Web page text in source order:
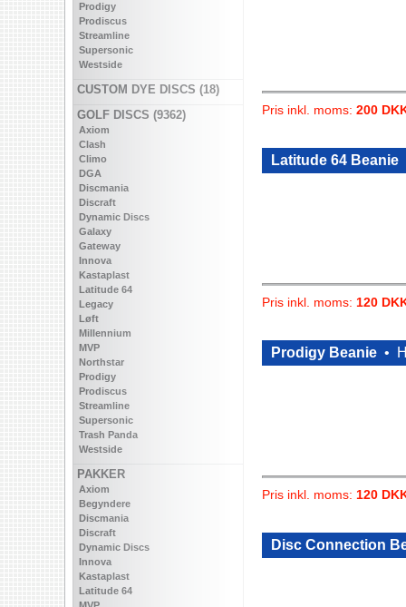
Prodigy
Prodiscus
Streamline
Supersonic
Westside
CUSTOM DYE DISCS (18)
GOLF DISCS (9362)
Axiom
Clash
Climo
DGA
Discmania
Discraft
Dynamic Discs
Galaxy
Gateway
Innova
Kastaplast
Latitude 64
Legacy
Løft
Millennium
MVP
Northstar
Prodigy
Prodiscus
Streamline
Supersonic
Trash Panda
Westside
PAKKER
Axiom
Begyndere
Discmania
Discraft
Dynamic Discs
Innova
Kastaplast
Latitude 64
Pris inkl. moms: 200
Latitude 64 Beanie
Pris inkl. moms: 120
Prodigy Beanie •
Pris inkl. moms: 120
Disc Connection